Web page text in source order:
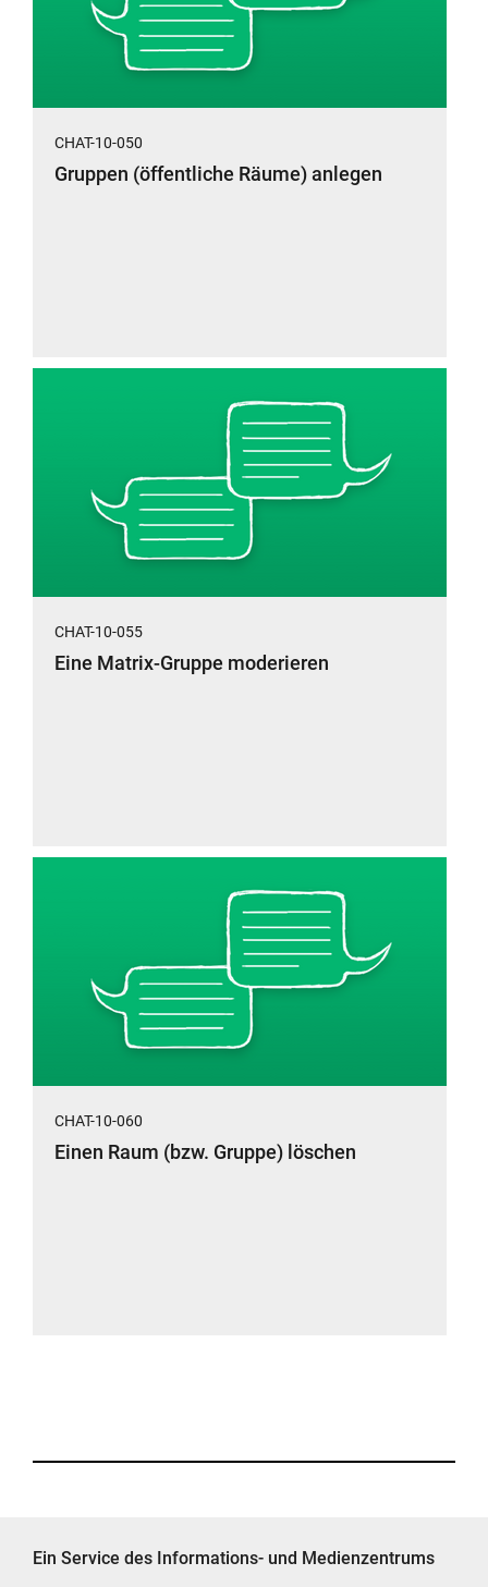
CHAT-10-050
Gruppen (öffentliche Räume) anlegen
CHAT-10-055
Eine Matrix-Gruppe moderieren
CHAT-10-060
Einen Raum (bzw. Gruppe) löschen
Ein Service des Informations- und Medienzentrums